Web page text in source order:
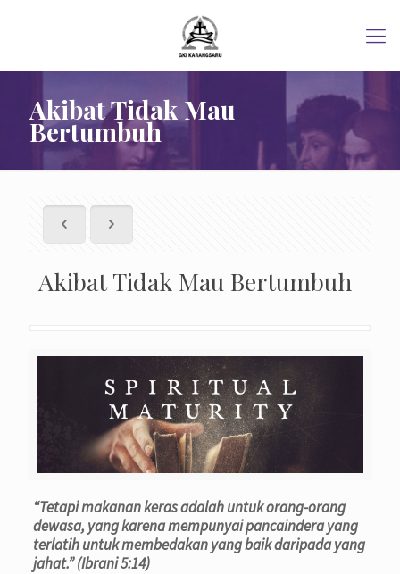
Akibat Tidak Mau
Bertumbuh
Akibat Tidak Mau Bertumbuh
“Tetapi makanan keras adalah untuk orang-orang
dewasa, yang karena mempunyai pancaindera yang
terlatih untuk membedakan yang baik daripada yang
jahat.” (Ibrani 5:14)